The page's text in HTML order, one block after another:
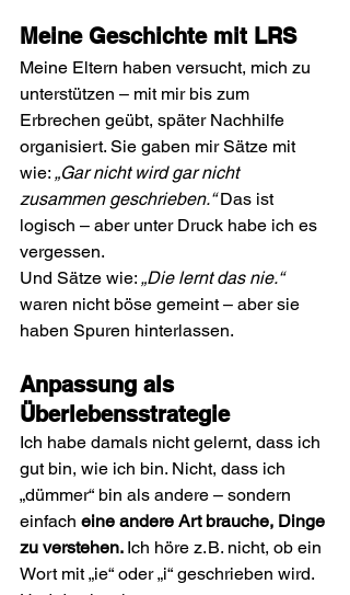
Meine Geschichte mit LRS
Meine Eltern haben versucht, mich zu
unterstützen – mit mir bis zum
Erbrechen geübt, später Nachhilfe
organisiert. Sie gaben mir Sätze mit
wie: „Gar nicht wird gar nicht
zusammen geschrieben.“ Das ist
logisch – aber unter Druck habe ich es
vergessen.
Und Sätze wie: „Die lernt das nie.“
waren nicht böse gemeint – aber sie
haben Spuren hinterlassen.
Anpassung als
Überlebensstrategie
Ich habe damals nicht gelernt, dass ich
gut bin, wie ich bin. Nicht, dass ich
„dümmer“ bin als andere – sondern
einfach eine andere Art brauche, Dinge
zu verstehen. Ich höre z. B. nicht, ob ein
Wort mit „ie“ oder „i“ geschrieben wird.